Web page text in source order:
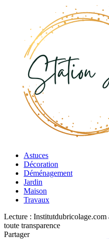
Astuces
Décoration
Déménagement
Jardin
Maison
Travaux
Lecture : Institutdubricolage.com
toute transparence
Partager